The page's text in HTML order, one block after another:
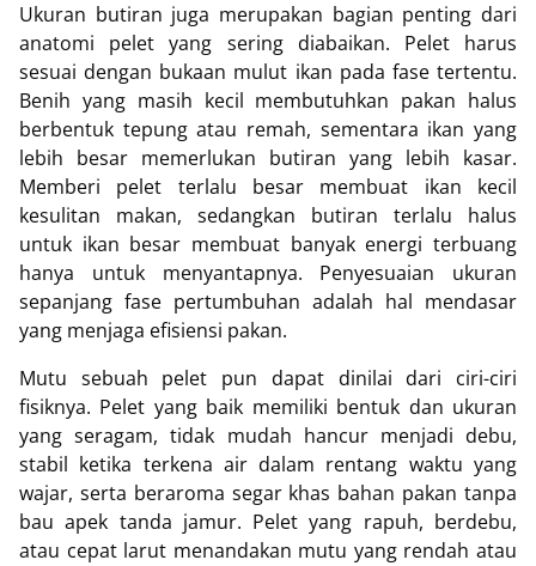
Ukuran butiran juga merupakan bagian penting dari
anatomi pelet yang sering diabaikan. Pelet harus
sesuai dengan bukaan mulut ikan pada fase tertentu.
Benih yang masih kecil membutuhkan pakan halus
berbentuk tepung atau remah, sementara ikan yang
lebih besar memerlukan butiran yang lebih kasar.
Memberi pelet terlalu besar membuat ikan kecil
kesulitan makan, sedangkan butiran terlalu halus
untuk ikan besar membuat banyak energi terbuang
hanya untuk menyantapnya. Penyesuaian ukuran
sepanjang fase pertumbuhan adalah hal mendasar
yang menjaga efisiensi pakan.
Mutu sebuah pelet pun dapat dinilai dari ciri-ciri
fisiknya. Pelet yang baik memiliki bentuk dan ukuran
yang seragam, tidak mudah hancur menjadi debu,
stabil ketika terkena air dalam rentang waktu yang
wajar, serta beraroma segar khas bahan pakan tanpa
bau apek tanda jamur. Pelet yang rapuh, berdebu,
atau cepat larut menandakan mutu yang rendah atau